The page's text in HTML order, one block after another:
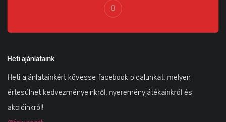
Heti ajánlataink
Heti ajánlatainkért kövesse facebook oldalunkat, melyen
értesülhet kedvezményeinkről, nyereményjátékainkról és
akcióinkról!